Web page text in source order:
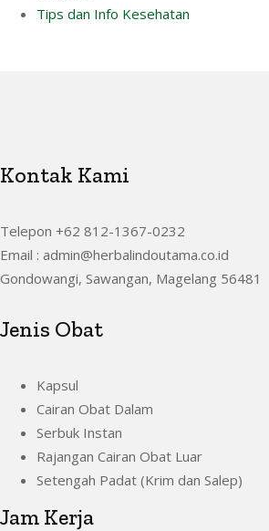
Tips dan Info Kesehatan
Kontak Kami
Telepon +62 812-1367-0232
Email : admin@herbalindoutama.co.id
Gondowangi, Sawangan, Magelang 56481
Jenis Obat
Kapsul
Cairan Obat Dalam
Serbuk Instan
Rajangan Cairan Obat Luar
Setengah Padat (Krim dan Salep)
Jam Kerja